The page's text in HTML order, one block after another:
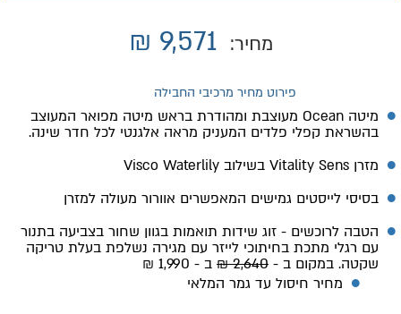
מיטה Ocean מעוצבת ומהודרת בראש מיטה מפואר המעוצב
בהשראת קפלי פלדים המעניק מראה אלגנטי לכל חדר שינה.
מזרן Vitality Sens בשילוב Visco Waterlily
בסיסי לייסטים גמישים המאפשרים אוורור מעולה למזרן
הטבה לרוכשים - זוג שידות תואמות בגוון שחור בצביעה בתנור
עם רגלי מתכת בחיתוכי לייזר עם מגירה נשלפת בעלת טריקה
שקטה. במקום ב - 2,640 ₪
ב - 1,990 ₪
מחיר חיסול עד גמר המלאי
מחיר: 9,571
₪
פירוט מחיר מרכיבי החבילה